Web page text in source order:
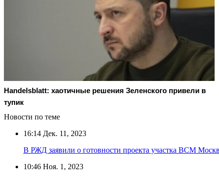
Handelsblatt: хаотичные решения Зеленского привели в
тупик
Новости по теме
16:14 Дек. 11, 2023
В РЖД заявили о готовности проекта участка ВСМ
10:46 Ноя. 1, 2023